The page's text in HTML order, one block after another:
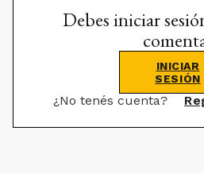
Debes iniciar
INICIAR
SESIÓN
¿No tenés cuenta?